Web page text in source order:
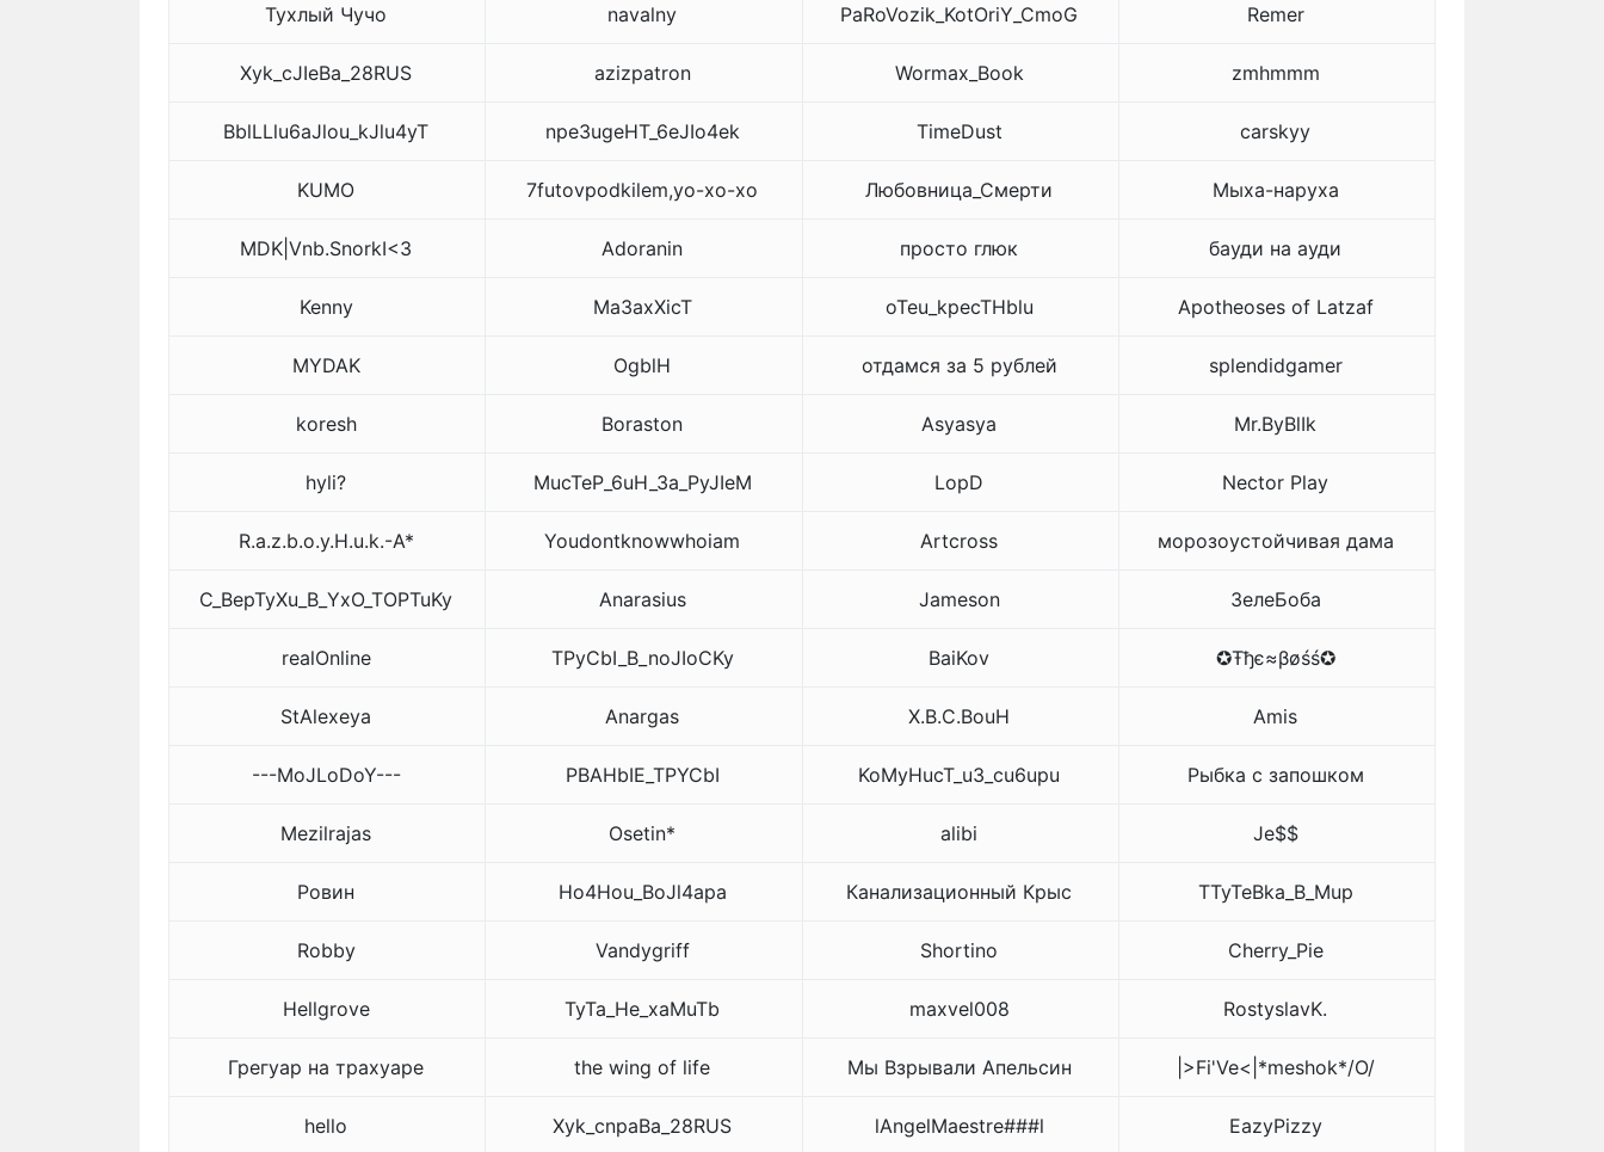
Тухлый Чучо navalny PaRoVozik_KotOriY_CmoG Remer
Xyk_cJIeBa_28RUS azizpatron Wormax_Book zmhmmm
BblLLlu6aJlou_kJlu4yT npe3ugeHT_6eJIo4ek TimeDust carskyy
KUMO 7futovpodkilem,yo-xo-xo Любовница_Смерти Мыха-наруха
MDK|Vnb.SnorkI<3 Adoranin просто глюк бауди на ауди
Kenny Ma3axXicT oTeu_kpecTHblu Apotheoses of Latzaf
MYDAK OgblH отдамся за 5 рублей splendidgamer
koresh Boraston Asyasya Mr.ByBlIk
hyli? MucTeP_6uH_3a_PyJIeM LopD Nector Play
R.a.z.b.o.y.H.u.k.-A* Youdontknowwhoiam Artcross морозоустойчивая дама
C_BepTyXu_B_YxO_TOPTuKy Anarasius Jameson ЗелеБоба
realOnline TPyCbI_B_noJIoCKy BaiKov ✪Ŧђє≈βøśś✪
StAlexeya Anargas X.B.C.BouH Amis
---MoJLoDoY--- PBAHbIE_TPYCbI KoMyHucT_u3_cu6upu Рыбка с запошком
Mezilrajas Osetin* alibi Je$$
Ровин Ho4Hou_BoJl4apa Канализационный Крыс TTyTeBka_B_Mup
Robby Vandygriff Shortino Cherry_Pie
Hellgrove TyTa_He_xaMuTb maxvel008 RostyslavK.
Грегуар на трахуаре the wing of life Мы Взрывали Апельсин |>Fi'Ve<|*meshok*/O/
hello Xyk_cnpaBa_28RUS lAngelMaestre###l EazyPizzy